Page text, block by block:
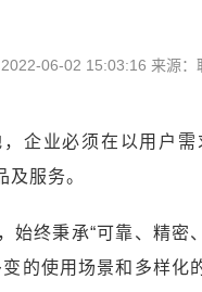
06-02 15:03:16 来源：
企业必须在以用户
服务。
始终秉承“可靠、精密
的使用场景和多样